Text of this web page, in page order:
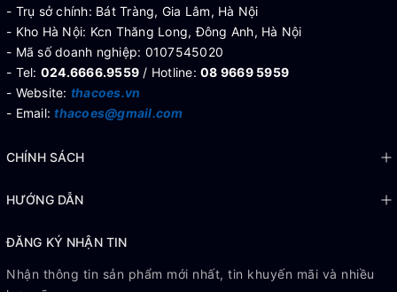
- Trụ sở chính: Bát Tràng, Gia Lâm, Hà Nội
- Kho Hà Nội: Kcn Thăng Long, Đông Anh, Hà Nội
- Mã số doanh nghiệp: 0107545020
- Tel: 024.6666.9559 / Hotline: 08 9669 5959
- Website: thacoes.vn
- Email:thacoes@gmail.com
CHÍNH SÁCH
HƯỚNG DẪN
ĐĂNG KÝ NHẬN TIN
Nhận thông tin sản phẩm mới nhất, tin khuyến mãi và nhiều